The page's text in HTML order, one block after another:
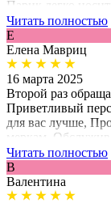
Парик легко
вызывает
Читать полностью
Е
Елена Мавриц
16 марта 2025
Второй раз
Приветливый
для вас лучше,
меркам.
Читать полностью
В
Валентина